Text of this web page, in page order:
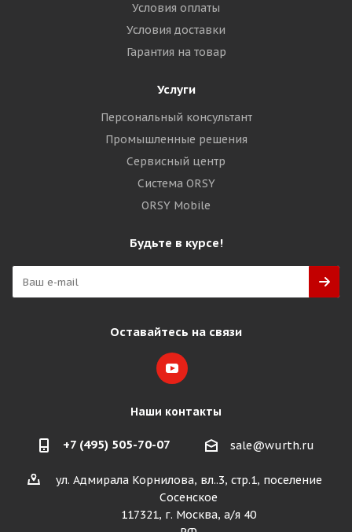
Условия оплаты
Условия доставки
Гарантия на товар
Услуги
Персональный консультант
Промышленные решения
Сервисный центр
Система ORSY
ORSY Mobile
Будьте в курсе!
Оставайтесь на связи
Наши контакты
+7 (495) 505-70-07 sale@wurth.ru
ул. Адмирала Корнилова, вл..3, стр.1, поселение
Сосенское
117321, г. Москва, а/я 40